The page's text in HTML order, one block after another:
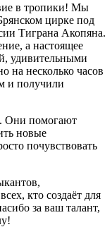
в тропики! Мы
цирке под
Тиграна Акопяна.
а настоящее
удивительными
несколько часов
и получили
Они помогают
новые
почувствовать
кто создаёт для
за ваш талант,